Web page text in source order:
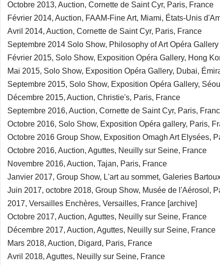
Octobre 2013, Auction, Cornette de Saint Cyr, Paris, France
Février 2014, Auction, FAAM-Fine Art, Miami, États-Unis
Avril 2014, Auction, Cornette de Saint Cyr, Paris, France
Septembre 2014 Solo Show, Philosophy of Art Opéra
Février 2015, Solo Show, Exposition Opéra Gallery, Hong
Mai 2015, Solo Show, Exposition Opéra Gallery, Dubai,
Septembre 2015, Solo Show, Exposition Opéra Gallery,
Décembre 2015, Auction, Christie's, Paris, France
Septembre 2016, Auction, Cornette de Saint Cyr, Paris,
Octobre 2016, Solo Show, Exposition Opéra gallery, Paris,
Octobre 2016 Group Show, Exposition Omagh Art Elysées,
Octobre 2016, Auction, Aguttes, Neuilly sur Seine, France
Novembre 2016, Auction, Tajan, Paris, France
Janvier 2017, Group Show, L'art au sommet, Galeries
Juin 2017, octobre 2018, Group Show, Musée de l'Aérosol,
2017, Versailles Enchères, Versailles, France [archive]
Octobre 2017, Auction, Aguttes, Neuilly sur Seine, France
Décembre 2017, Auction, Aguttes, Neuilly sur Seine, France
Mars 2018, Auction, Digard, Paris, France
Avril 2018, Aguttes, Neuilly sur Seine, France